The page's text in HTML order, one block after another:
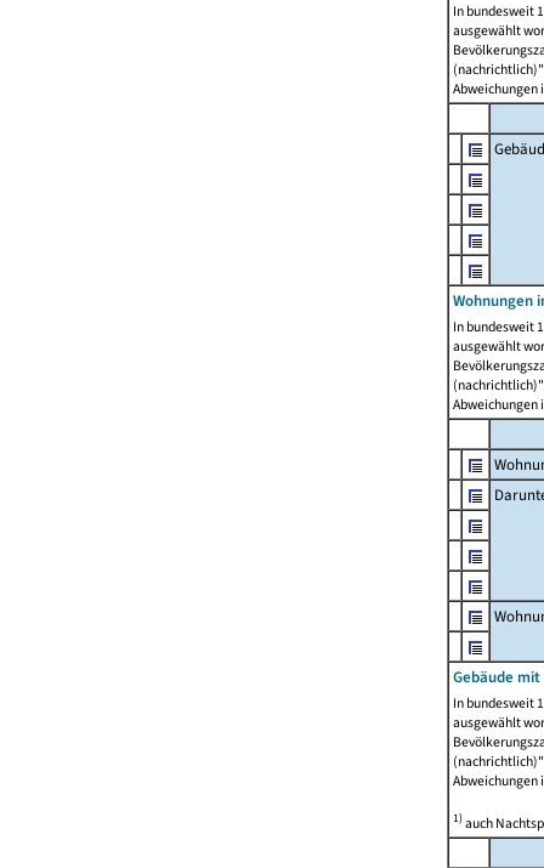
In bundesweit
ausgewählt
Abweichungen
Wohnungen
In bundesweit
ausgewählt
Abweichungen
Gebäude
In bundesweit
ausgewählt
Abweichungen
1)auch